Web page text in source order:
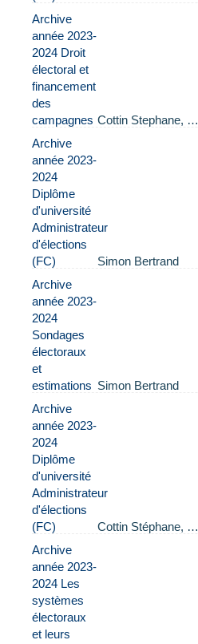
Archive
année 2023-
2024 Droit
électoral et
financement
des
campagnes Cottin Stephane, …
Archive
année 2023-
2024
Diplôme
d'université
Administrateur
d'élections
(FC)
Simon Bertrand
Archive
année 2023-
2024
Sondages
électoraux
et
estimations Simon Bertrand
Archive
année 2023-
2024
Diplôme
d'université
Administrateur
d'élections
(FC)
Cottin Stéphane, …
Archive
année 2023-
2024 Les
systèmes
électoraux
et leurs